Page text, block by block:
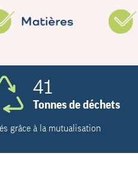
41
Tonnes de déchets
grâce à la mutualisation